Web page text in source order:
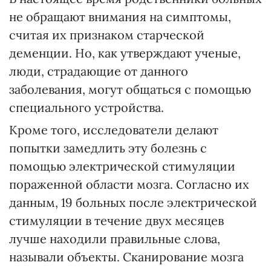
не обращают внимания на симптомы,
считая их признаком старческой
деменции. Но, как утверждают ученые,
люди, страдающие от данного
заболевания, могут общаться с помощью
специального устройства.
Кроме того, исследователи делают
попытки замедлить эту болезнь с
помощью электрической стимуляции
пораженной области мозга. Согласно их
данным, 19 больных после электрической
стимуляции в течение двух месяцев
лучше находили правильные слова,
называли объекты. Сканирование мозга